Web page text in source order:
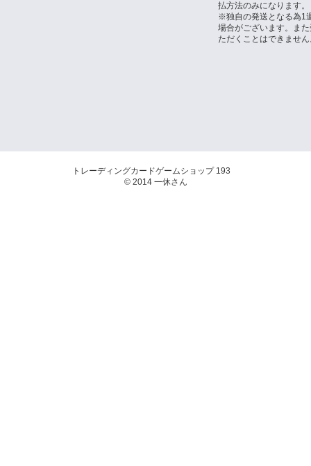
払方法のみになります。
※独自の発送となる為1
場合がございます。ま
ただくことはできませ
トレーディングカードゲームショップ 193
© 2014 一休さん